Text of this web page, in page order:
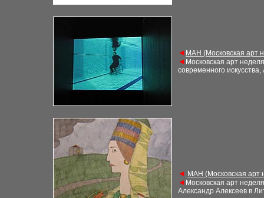
◄ МАН (Московская арт
◄ Московская арт неделя
современного
◄ МАН (Московская арт
◄ Московская арт неделя
Александр Алексеев в